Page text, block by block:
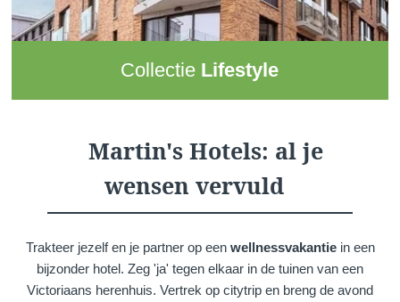
Collectie Lifestyle
Deze collectie verenigtvier hotels(waaronder een resort
dynamische
uitwisselingsplaatsen
. De hotels zijn
uitstekende locaties om nieuwe energie op te doen en
contacten te leggen met anderen. Voeg daar de gunstige
Martin's Hotels: al je
wensen vervuld
Trakteer jezelf en je partner op een wellnessvakantiein een
bijzonder hotel. Zeg 'ja' tegen elkaar in de tuinen van een
Victoriaans herenhuis. Vertrek op citytrip en breng de avond